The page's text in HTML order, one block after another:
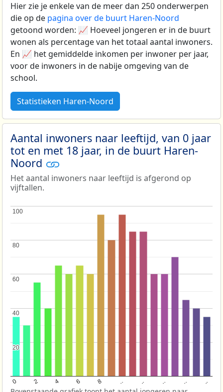
Hier zie je enkele van de meer dan 250 onderwerpen
die op de pagina over de buurt Haren-Noord
getoond worden: 📈 Hoeveel jongeren er in de buurt
wonen als percentage van het totaal aantal inwoners.
En 📈 het gemiddelde inkomen per inwoner per jaar,
voor de inwoners in de nabije omgeving van de
school.
Statistieken Haren-Noord
Aantal inwoners naar leeftijd, van 0 jaar
tot en met 18 jaar, in de buurt Haren-
Noord
Het aantal inwoners naar leeftijd is afgerond op
vijftallen.
0 2 4 6 8 .. .. .. .. ..
20
20
40
40
60
60
80
80
100
100